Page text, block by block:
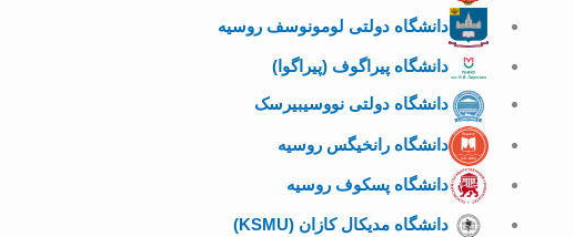
دانشگاه دولتی لومونوسف روسیه
دانشگاه پیراگوف (پیراگوا)
دانشگاه دولتی نووسیبیرسک
دانشگاه رانخیگس روسیه
دانشگاه پسکوف روسیه
دانشگاه مدیکال کازان (KSMU)